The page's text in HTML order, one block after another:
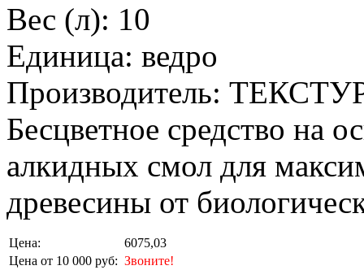
Вес (л): 10
Единица: ведро
Производитель:
Бесцветное средство на
алкидных смол для
древесины от
Цена:
6075,03
Цена от 10 000 руб: Звоните!